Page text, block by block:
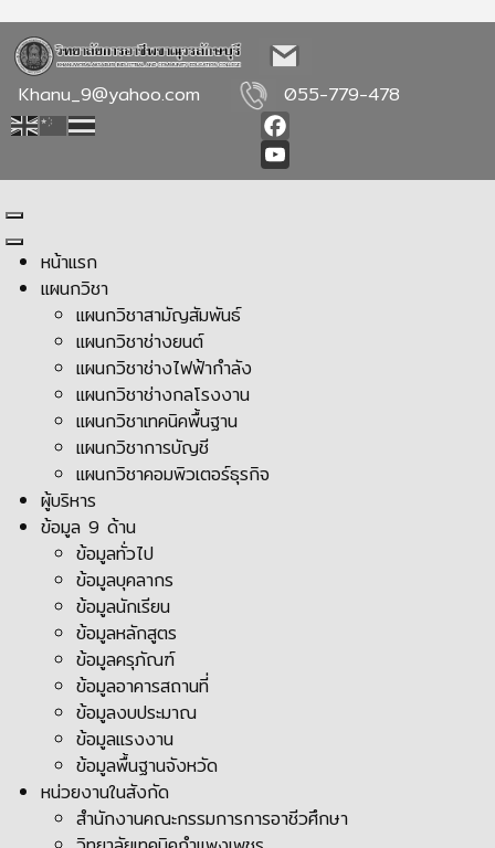
Khanu_9@yahoo.com 055-779-478
Facebook
YouTube
หน้าแรก
แผนกวิชา
แผนกวิชาสามัญสัมพันธ์
แผนกวิชาช่างยนต์
แผนกวิชาช่างไฟฟ้ากำลัง
แผนกวิชาช่างกลโรงงาน
แผนกวิชาเทคนิคพื้นฐาน
แผนกวิชาการบัญชี
แผนกวิชาคอมพิวเตอร์ธุรกิจ
ผู้บริหาร
ข้อมูล 9 ด้าน
ข้อมูลทั่วไป
ข้อมูลบุคลากร
ข้อมูลนักเรียน
ข้อมูลหลักสูตร
ข้อมูลครุภัณฑ์
ข้อมูลอาคารสถานที่
ข้อมูลงบประมาณ
ข้อมูลแรงงาน
ข้อมูลพื้นฐานจังหวัด
หน่วยงานในสังกัด
สำนักงานคณะกรรมการการอาชีวศึกษา